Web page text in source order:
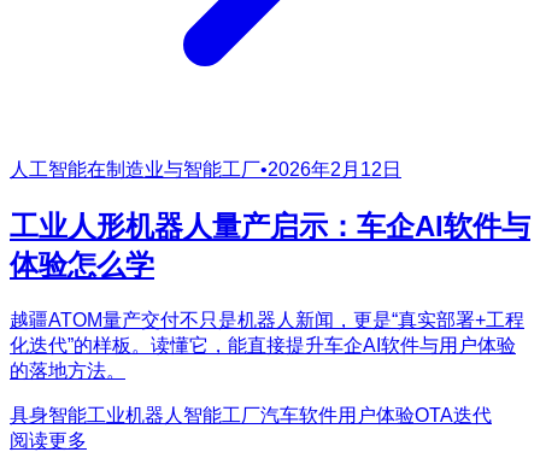
人工智能在制造业与智能工厂•2026年2月12日
工业人形机器人量产启示：车企AI软件与
体验怎么学
越疆ATOM量产交付不只是机器人新闻，更是“真实部署+工程
化迭代”的样板。读懂它，能直接提升车企AI软件与用户体验
的落地方法。
具身智能工业机器人 智能工厂汽车软件用户体验OTA迭代
阅读更多